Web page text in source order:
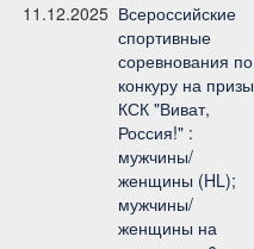
11.12.2025 Всероссийские
спортивные
соревнования по
конкуру на призы
КСК "Виват,
Россия!" :
мужчины/
женщины (HL);
мужчины/
женщины на